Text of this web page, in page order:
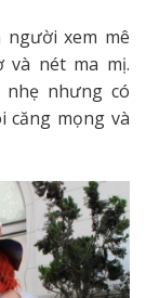
xem mê
và nét ma mị.
nhưng có
căng mọng và